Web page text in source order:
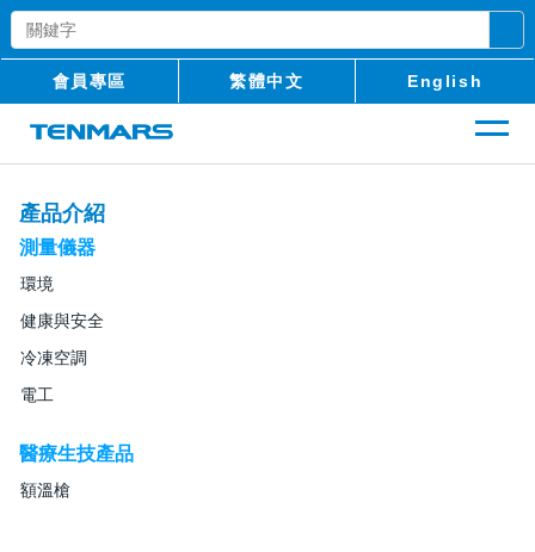
會員專區 繁體中文 English
產品介紹
測量儀器
環境
健康與安全
冷凍空調
電工
醫療生技產品
額溫槍